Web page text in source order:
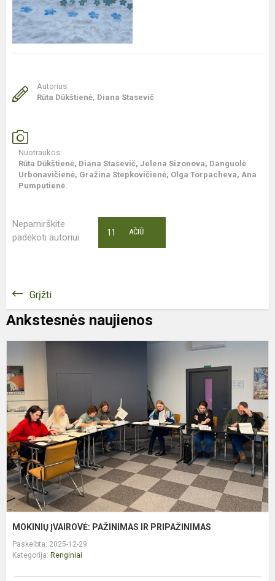
Autorius:
Rūta Dūkštienė, Diana Stasevič
Nuotraukos:
Rūta Dūkštienė, Diana Stasevič, Jelena Sizonova, Danguolė
Urbonavičienė, Gražina Stepkovičienė, Olga Torpacheva, Ana
Pumputienė.
Nepamirškite
padėkoti autoriui
AČIŪ
11
Grįžti
Ankstesnės naujienos
MOKINIŲ ĮVAIROVĖ: PAŽINIMAS IR PRIPAŽINIMAS
Paskelbta: 2025-12-29
Kategorija: Renginiai